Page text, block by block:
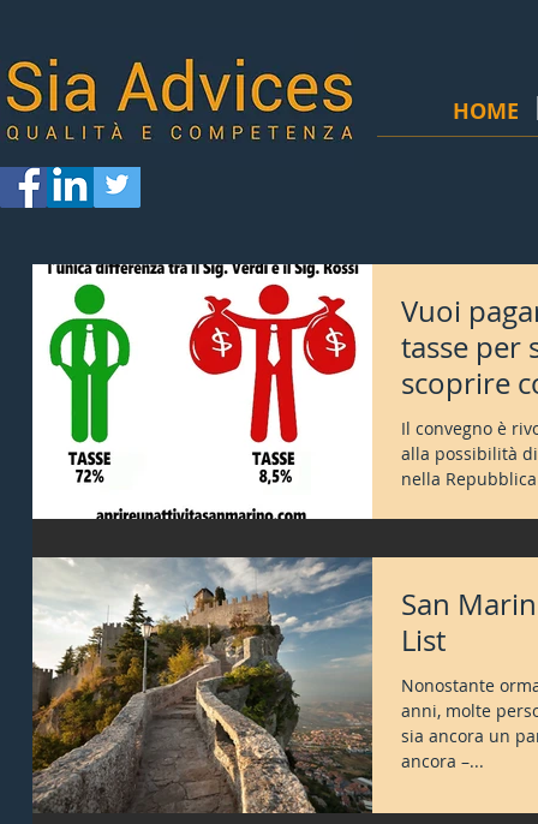
HOME
Vuoi
tasse per
scoprire
Il convegno è
alla possibilità
nella
San
List
Nonostante
anni, molte
sia ancora un
ancora –...